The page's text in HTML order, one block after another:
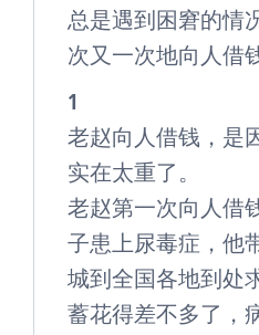
总是遇到困窘的情
次又一次地向人借
1
老赵向人借钱，是
实在太重了。
老赵第一次向人借
子患上尿毒症，他
城到全国各地到处
蓄花得差不多了，